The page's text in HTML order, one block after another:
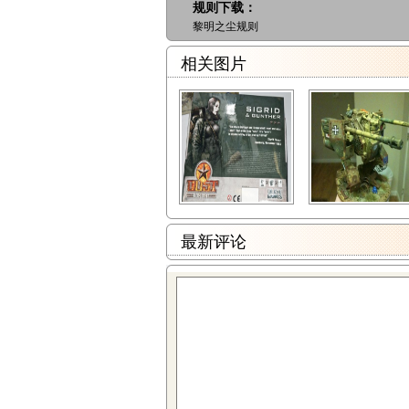
规则下载：
黎明之尘规则
相关图片
最新评论